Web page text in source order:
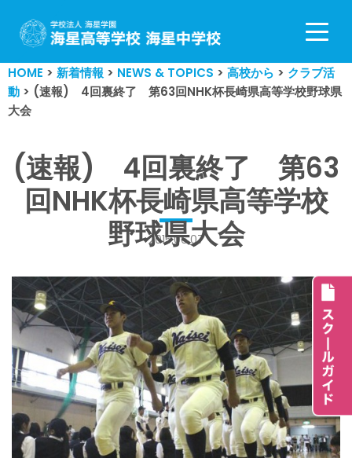
コ
ン
テ
ン
ツ
ス
キ
ッ
プ
HOME > 新着情報 > NEWS & TOPICS > 高校から > クラブ活
動 > (速報) 4回裏終了 第63回NHK杯長崎県高等学校野球県
大会
(速報) 4回裏終了 第63
回NHK杯長崎県高等学校
野球県大会
2015.06.07